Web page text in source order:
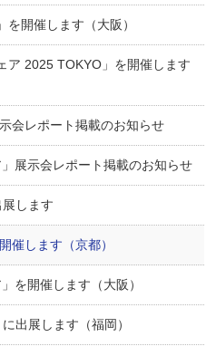
を開催します（大阪）
ア 2025 TOKYO」を開催します
会レポート掲載のお知らせ
」展示会レポート掲載のお知らせ
展します
催します（京都）
を開催します（大阪）
出展します（福岡）